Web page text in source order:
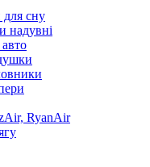
сну
надувні
RyanAir